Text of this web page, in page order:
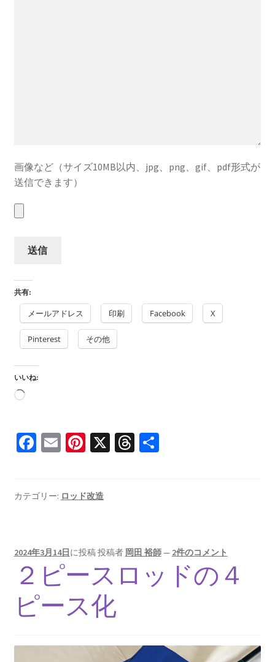
画像など（サイズ10MB以内、jpg、png、gif、pdf形式が
送信できます）
共有:
メールアドレス 印刷 Facebook X
Pinterest その他
いいね:
読
みFa
o
E
l
Pi
es
X T 共
カテゴリー: ロッド改造
2024年3月14日に投稿投稿者 岡田 裕師— 2件のコメント
２ピースロッドの４
ピース化